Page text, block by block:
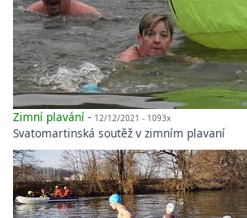
Zimní plavání - 12/12/2021 - 1093x
Svatomartinská soutěž v zimním plavaní